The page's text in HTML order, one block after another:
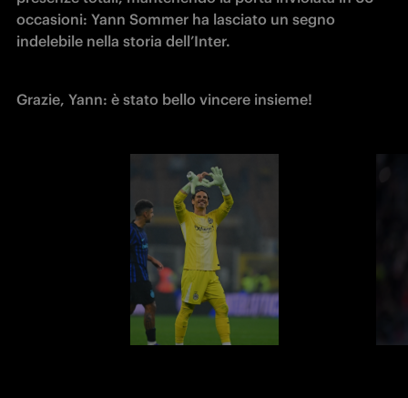
occasioni: Yann Sommer ha lasciato un segno
indelebile nella storia dell’Inter.
Grazie, Yann: è stato bello vincere insieme!